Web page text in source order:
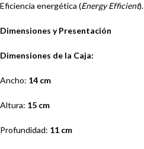
Eficiencia energética (Energy Efficient).
Dimensiones y Presentación
Dimensiones de la Caja:
Ancho: 14 cm
Altura: 15 cm
Profundidad: 11 cm